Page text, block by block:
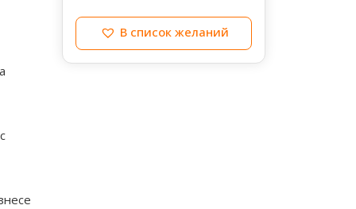
В список желаний